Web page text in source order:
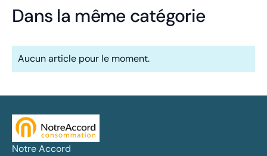
Dans la même catégorie
Aucun article pour le moment.
Notre Accord